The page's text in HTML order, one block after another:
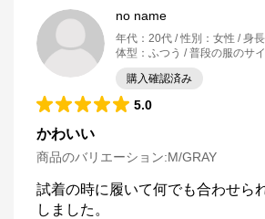
no name
年代 ： 20代 性別 ： 女性 身長
体型 ： ふつう 普段の服のサ
購入確認済み
5.0
かわいい
商品のバリエーション:M/GRAY
試着の時に履いて何でも合わせら
しました。